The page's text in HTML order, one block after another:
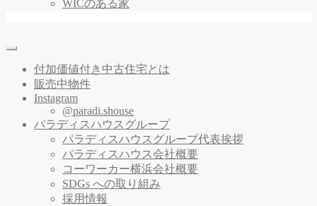
WICのある家
付加価値付き中古住宅とは
販売中物件
Instagram
@paradi.shouse
パラディスハウスグループ
パラディスハウスグループ代表挨拶
パラディスハウス会社概要
コーワーカー横浜会社概要
SDGs への取り組み
採用情報